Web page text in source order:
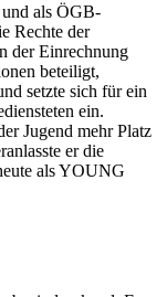
als ÖGB-
Rechte der
der Einrechnung
beteiligt,
setzte sich für ein
ein.
Jugend mehr Platz
er die
als YOUNG